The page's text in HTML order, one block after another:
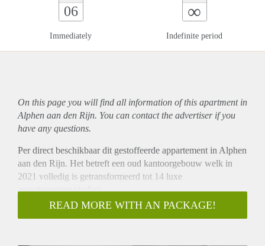
06
Immediately
∞
Indefinite period
On this page you will find all information of this apartmentin
Alphen aan den Rijn. You can contact the advertiser if you
have any questions.
Per direct beschikbaar dit gestoffeerde appartement in Alphen
aan den Rijn. Het betreft een oud kantoorgebouw welk in
2021 volledig is getransformeerd tot 14 luxe
appartementen/studio's.
Entree vanuit de algemene ruimte in de gang, hieruit is de
slaapkamer, de stookruimte, maar ook de toilet en badkamer
READ MORE WITH AN PACKAGE!